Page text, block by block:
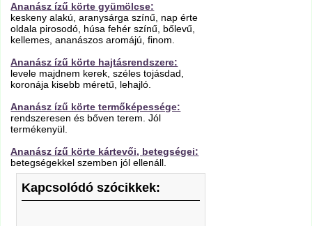
Ananász ízű körte gyümölcse:
keskeny alakú, aranysárga színű, nap érte
oldala pirosodó, húsa fehér színű, bőlevű,
kellemes, ananászos aromájú, finom.
Ananász ízű körte hajtásrendszere:
levele majdnem kerek, széles tojásdad,
koronája kisebb méretű, lehajló.
Ananász ízű körte termőképessége:
rendszeresen és bőven terem. Jól
termékenyül.
Ananász ízű körte kártevői, betegségei:
betegségekkel szemben jól ellenáll.
Kapcsolódó szócikkek: